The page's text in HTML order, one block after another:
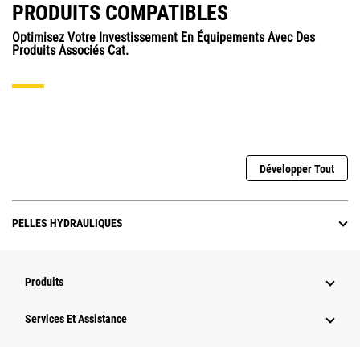
PRODUITS COMPATIBLES
Optimisez Votre Investissement En Équipements Avec Des
Produits Associés Cat.
Développer Tout
PELLES HYDRAULIQUES
Produits
Services Et Assistance